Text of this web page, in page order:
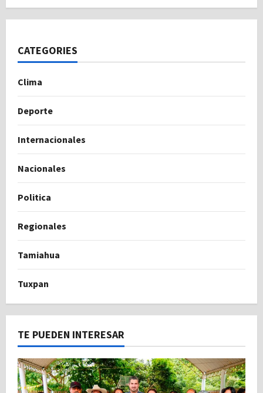
CATEGORIES
Clima
Deporte
Internacionales
Nacionales
Politica
Regionales
Tamiahua
Tuxpan
TE PUEDEN INTERESAR